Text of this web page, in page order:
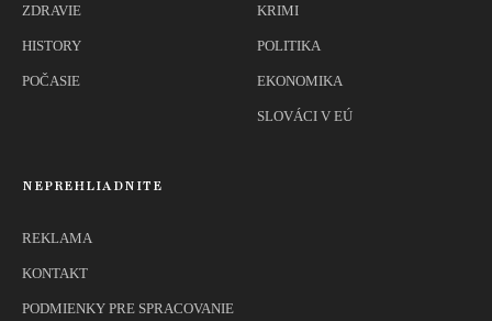
ZDRAVIE
HISTORY
POČASIE
KRIMI
POLITIKA
EKONOMIKA
SLOVÁCI V EÚ
NEPREHLIADNITE
REKLAMA
KONTAKT
PODMIENKY PRE SPRACOVANIE